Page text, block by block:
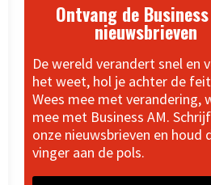
Ontvang de
nieuwsbrieven
De wereld verandert snel en
het weet, hol je achter de
Wees mee met verandering,
mee met Business AM.
onze nieuwsbrieven en houd
vinger aan de pols.